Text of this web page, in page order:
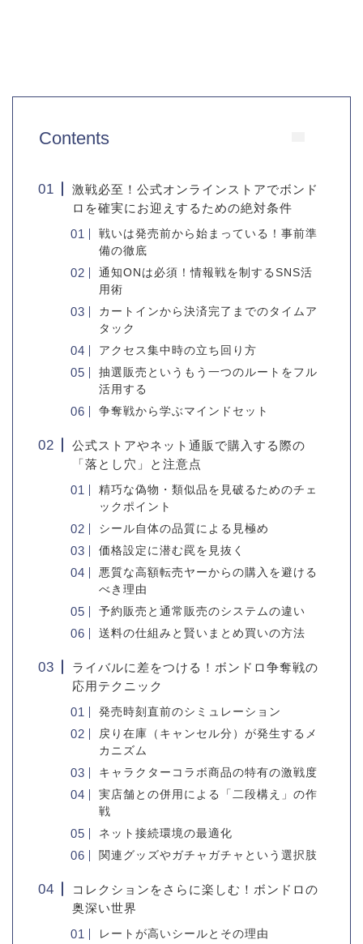
Contents
激戦必至！公式オンラインストアでボンド
ロを確実にお迎えするための絶対条件
戦いは発売前から始まっている！事前準
備の徹底
通知ONは必須！情報戦を制するSNS活
用術
カートインから決済完了までのタイムア
タック
アクセス集中時の立ち回り方
抽選販売というもう一つのルートをフル
活用する
争奪戦から学ぶマインドセット
公式ストアやネット通販で購入する際の
「落とし穴」と注意点
精巧な偽物・類似品を見破るためのチェ
ックポイント
シール自体の品質による見極め
価格設定に潜む罠を見抜く
悪質な高額転売ヤーからの購入を避ける
べき理由
予約販売と通常販売のシステムの違い
送料の仕組みと賢いまとめ買いの方法
ライバルに差をつける！ボンドロ争奪戦の
応用テクニック
発売時刻直前のシミュレーション
戻り在庫（キャンセル分）が発生するメ
カニズム
キャラクターコラボ商品の特有の激戦度
実店舗との併用による「二段構え」の作
戦
ネット接続環境の最適化
関連グッズやガチャガチャという選択肢
コレクションをさらに楽しむ！ボンドロの
奥深い世界
レートが高いシールとその理由